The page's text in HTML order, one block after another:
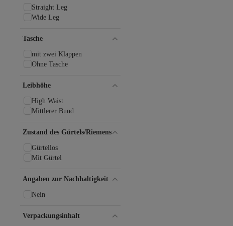
Straight Leg
Wide Leg
Tasche
mit zwei Klappen
Ohne Tasche
Leibhöhe
High Waist
Mittlerer Bund
Zustand des Gürtels/Riemens
Gürtellos
Mit Gürtel
Angaben zur Nachhaltigkeit
Nein
Verpackungsinhalt